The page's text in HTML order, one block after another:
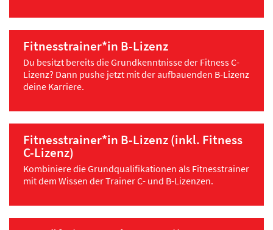
Fitnesstrainer*in B-Lizenz
Du besitzt bereits die Grundkenntnisse der Fitness C-
Lizenz? Dann pushe jetzt mit der aufbauenden B-Lizenz
deine Karriere.
Fitnesstrainer*in B-Lizenz (inkl. Fitness
C-Lizenz)
Kombiniere die Grundqualifikationen als Fitnesstrainer
mit dem Wissen der Trainer C- und B-Lizenzen.